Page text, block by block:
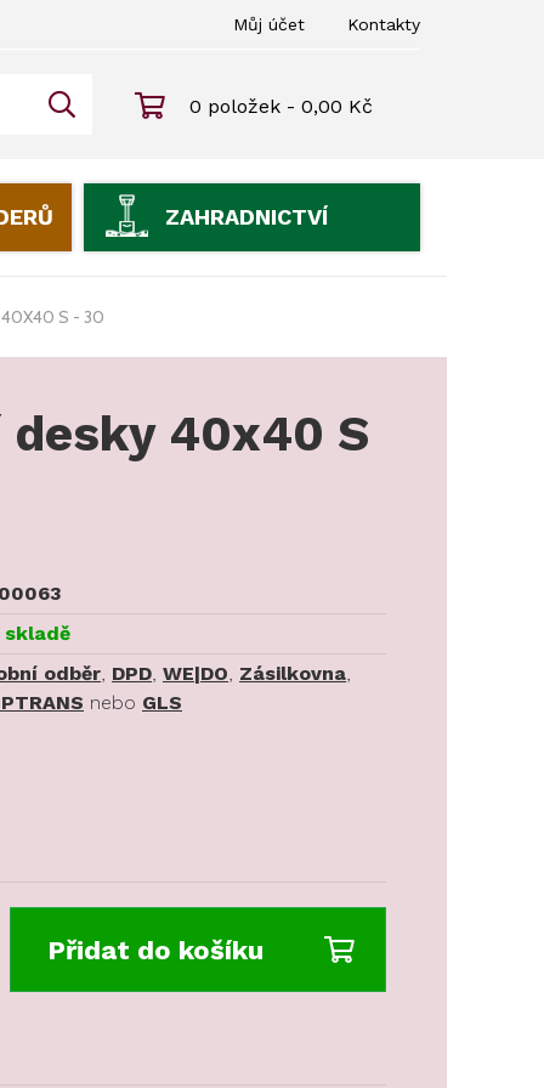
Můj účet Kontakty
0 položek - 0,00 Kč
ZAHRADNICTVÍ
40X40 S - 30
40x40 S
skladě
odběr, DPD, WE|DO, Zásilkovna,
nebo GLS
Přidat do košíku